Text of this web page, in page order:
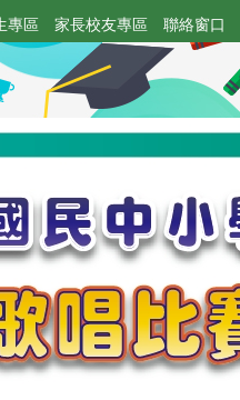
專區 家長校友專區 聯絡窗口